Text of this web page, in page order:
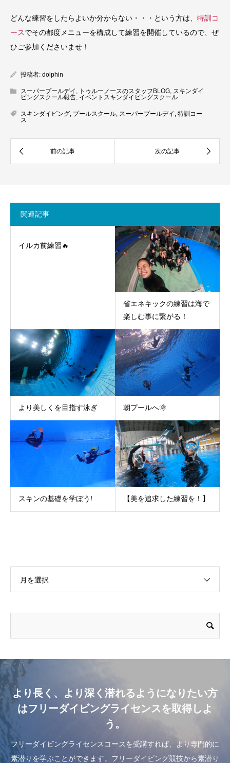
どんな練習をしたらよいか分からない・・・という方は、 特訓コ
ースでその都度メニューを構成して練習を開催しているので、ぜ
ひご参加くださいませ！
投稿者: dolphin
スーパープールデイ トゥルーノースのスタッフBLOG スキンダイ
ビングスクール報告 イベントスキンダイビングスクール
スキンダイビング プールスクール スーパープールデイ 特訓コー
ス
関連記事
イルカ前練習🔥
省エネキックの練習は海で
楽しむ事に繋がる！
より美しくを目指す泳ぎ 朝プールへ🌞
スキンの基礎を学ぼう! 【美を追求した練習を！】
月を選択
より長く、より深く潜れるようになりたい方
はフリーダイビングライセンスを取得しよ
う。
フリーダイビングライセンスコースを受講すれば、より専門的に
素潜りを学ぶことができます。フリーダイビング競技から素潜り